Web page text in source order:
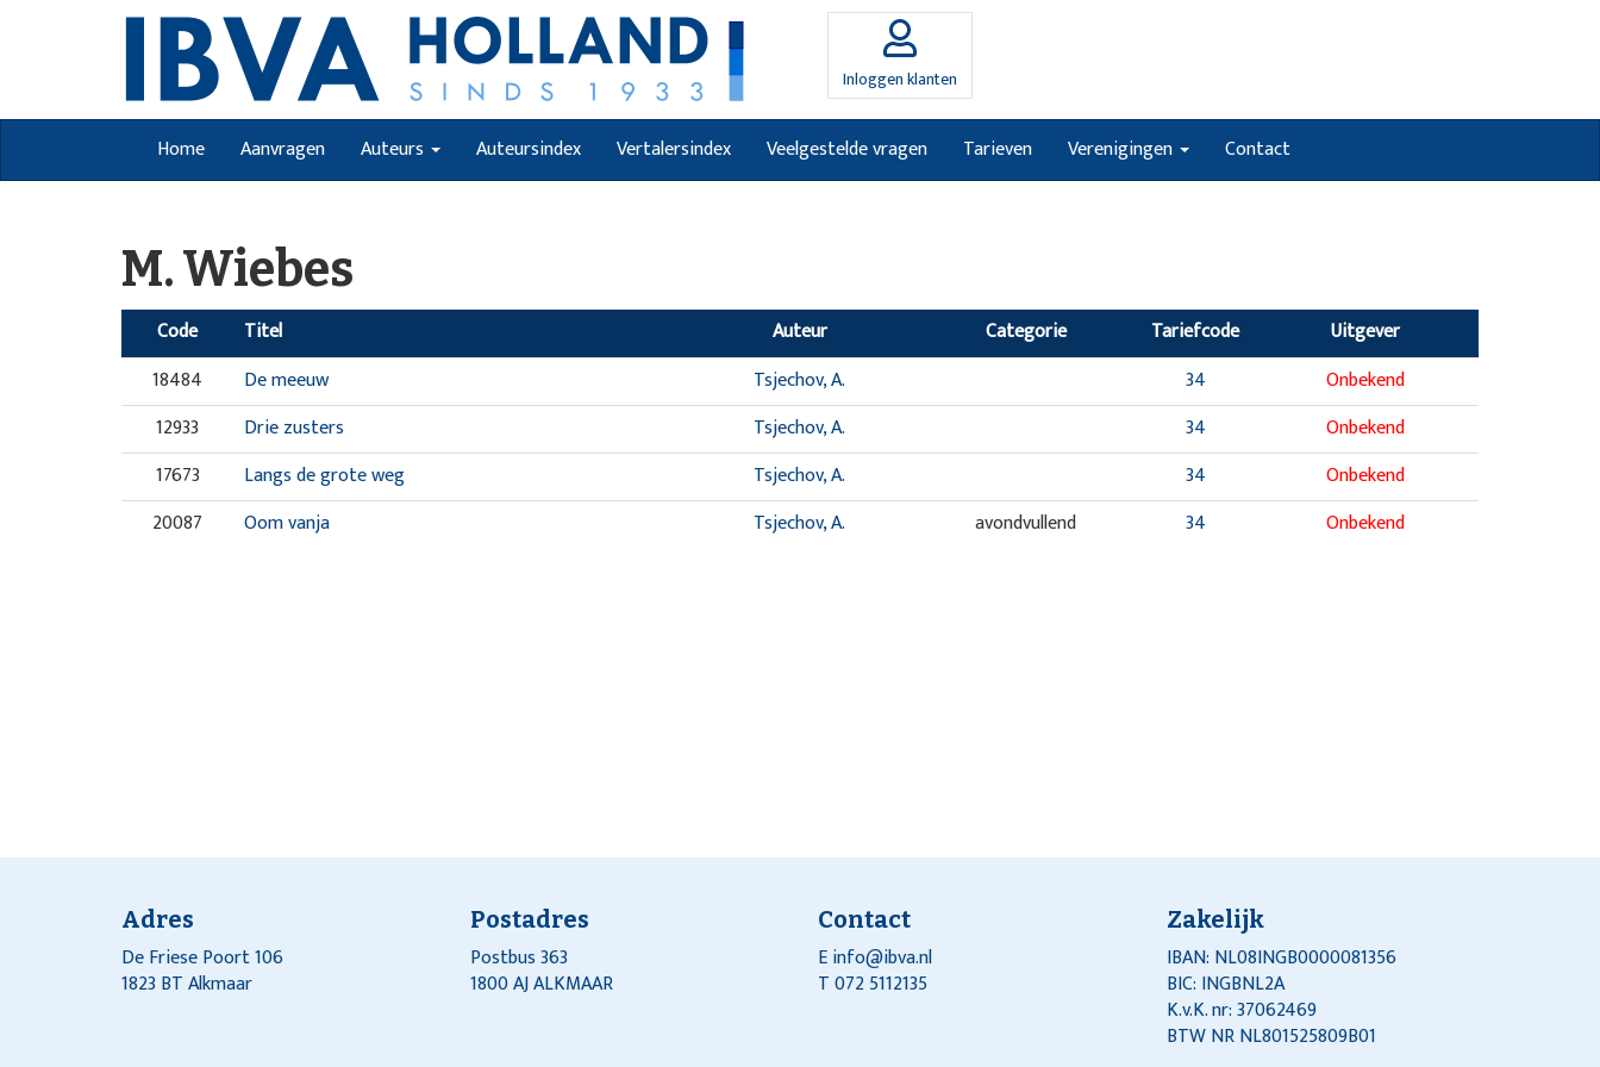
Inloggen klanten
Home Aanvragen Auteurs Auteursindex Vertalersindex Veelgestelde vragen Tarieven Verenigingen Contact
M. Wiebes
Code Titel Auteur Categorie Tariefcode
Uitgever
18484
De meeuw Tsjechov, A. 34
Onbekend
12933
Drie zusters Tsjechov, A. 34
Onbekend
17673
Langs de grote weg Tsjechov, A. 34
Onbekend
20087
Oom vanja Tsjechov, A. avondvullend 34 Onbekend
Adres
De Friese Poort 106
1823 BT Alkmaar
Postadres
Postbus 363
1800 AJ ALKMAAR
Contact
Einfo@ibva.nl
T 072 5112135
Zakelijk
IBAN: NL08INGB0000081356
BIC: INGBNL2A
K.v.K. nr: 37062469
BTW NR NL801525809B01